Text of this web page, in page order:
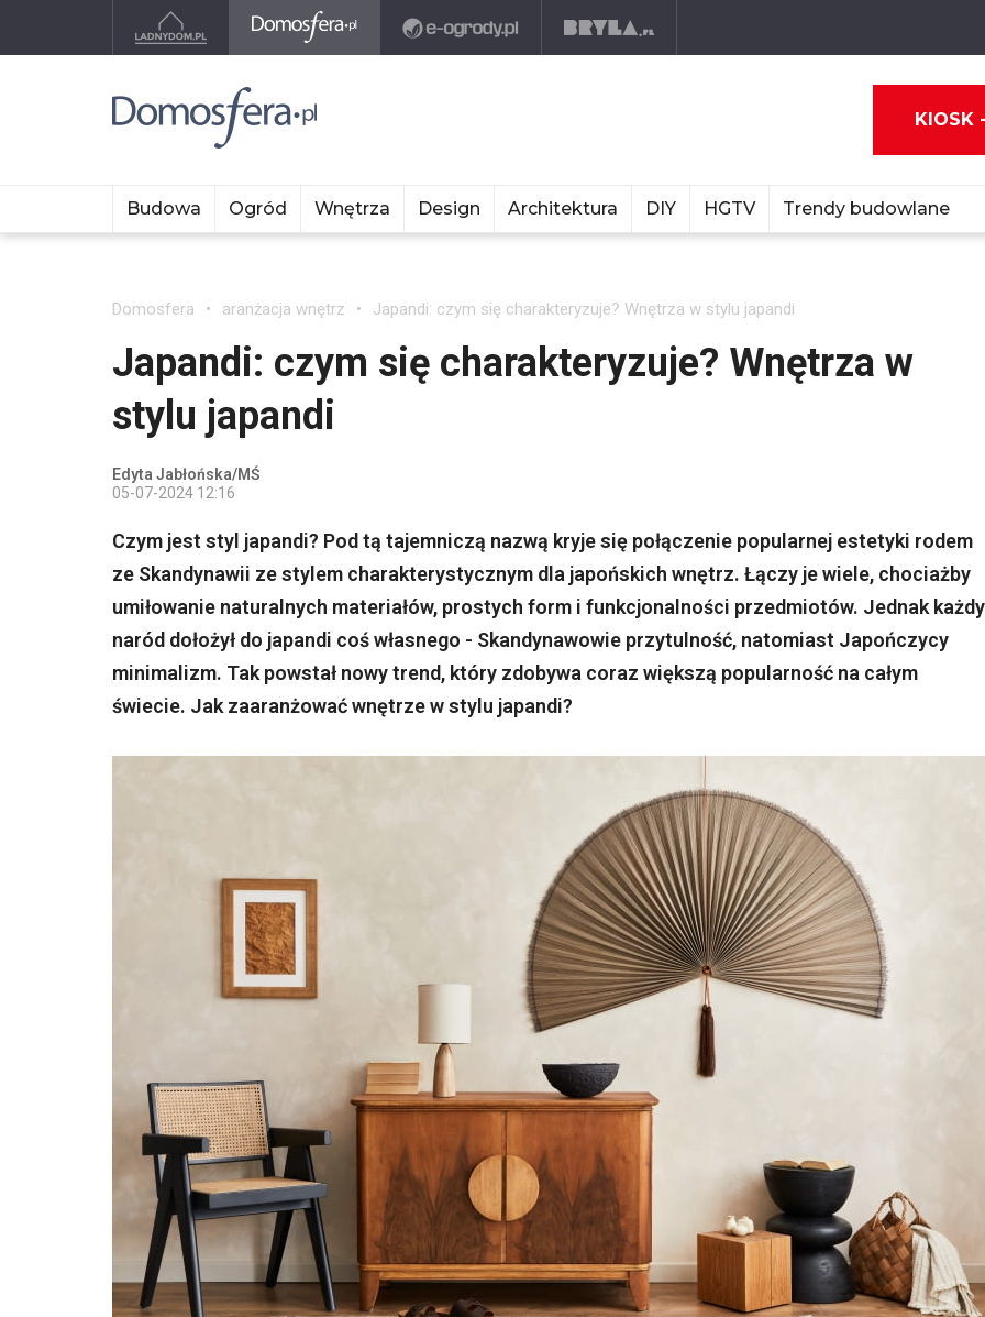
KIOSK
Budowa Ogród Wnętrza Design Architektura DIY HGTV Trendy budowlane
Domosfera aranżacja wnętrz Japandi: czym się charakteryzuje? Wnętrza w stylu japandi
Japandi: czym się charakteryzuje? Wnętrza w
stylu japandi
Edyta Jabłońska/MŚ
05-07-2024 12:16
Czym jest styl japandi? Pod tą tajemniczą nazwą kryje się połączenie popularnej estetyki rodem
ze Skandynawii ze stylem charakterystycznym dla japońskich wnętrz. Łączy je wiele, chociażby
umiłowanie naturalnych materiałów, prostych form i funkcjonalności przedmiotów. Jednak każdy
naród dołożył do japandi coś własnego - Skandynawowie przytulność, natomiast Japończycy
minimalizm. Tak powstał nowy trend, który zdobywa coraz większą popularność na całym
świecie. Jak zaaranżować wnętrze w stylu japandi?